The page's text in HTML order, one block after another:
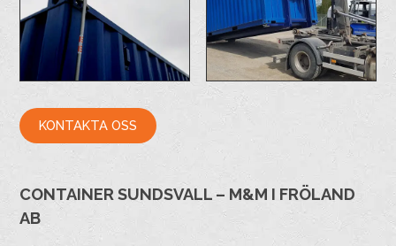
KONTAKTA OSS
CONTAINER SUNDSVALL – M&M I FRÖLAND
AB